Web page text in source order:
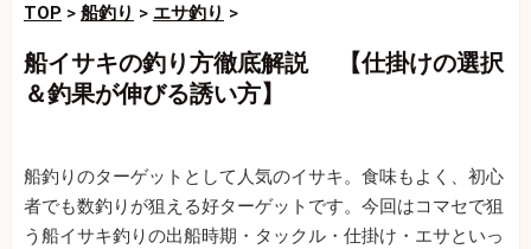
TOP > 船釣り > エサ釣り >
船イサキの釣り方徹底解説 【仕掛けの選択
＆釣果が伸びる誘い方】
船釣りのターゲットとして人気のイサキ。食味もよく、初心
者でも数釣りが狙える好ターゲットです。今回はコマセで狙
う船イサキ釣りの出船時期・タックル・仕掛け・エサといっ